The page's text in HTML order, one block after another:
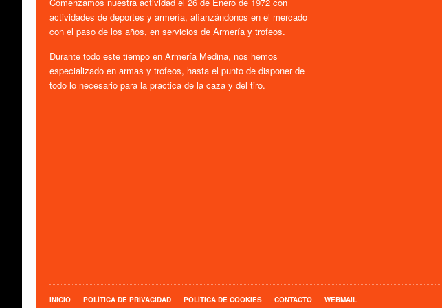
actividades de deportes y armería, afianzándonos en el mercado
con el paso de los años, en servicios de Armería y trofeos.
Durante todo este tiempo en Armería Medina, nos hemos
especializado en armas y trofeos, hasta el punto de disponer de
todo lo necesario para la practica de la caza y del tiro.
INICIO POLÍTICA DE PRIVACIDAD POLÍTICA DE COOKIES CONTACTO WEBMAIL